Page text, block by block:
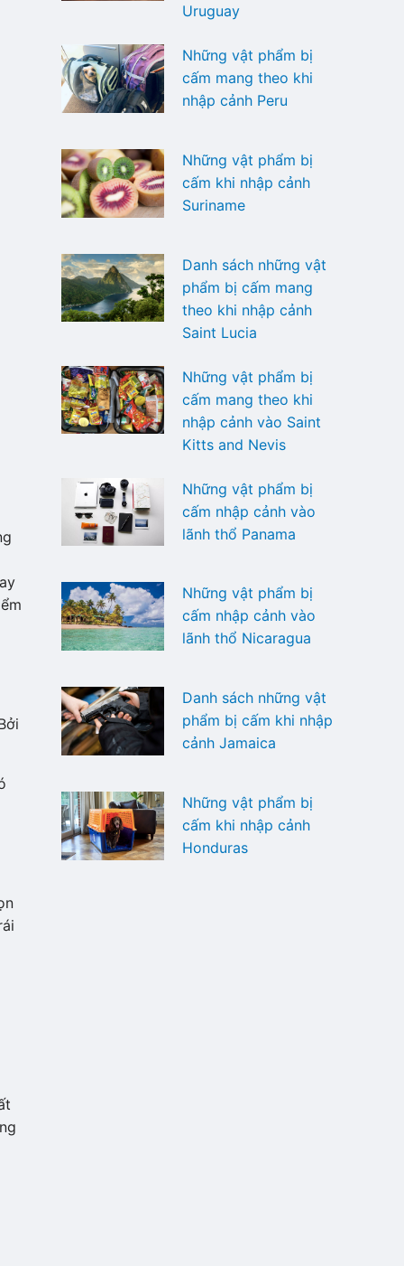
Uruguay
Những vật phẩm bị
cấm mang theo khi
nhập cảnh Peru
Những vật phẩm bị
cấm khi nhập cảnh
Suriname
Danh sách những vật
phẩm bị cấm mang
theo khi nhập cảnh
Saint Lucia
Những vật phẩm bị
cấm mang theo khi
nhập cảnh vào Saint
Kitts and Nevis
Những vật phẩm bị
cấm nhập cảnh vào
lãnh thổ Panama
Những vật phẩm bị
cấm nhập cảnh vào
lãnh thổ Nicaragua
Danh sách những vật
phẩm bị cấm khi nhập
cảnh Jamaica
Những vật phẩm bị
cấm khi nhập cảnh
Honduras